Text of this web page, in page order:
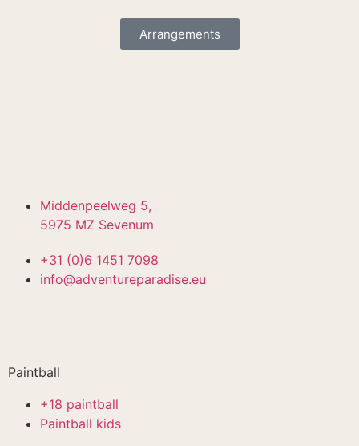
Arrangements
Middenpeelweg 5,
5975 MZ Sevenum
+31 (0)6 1451 7098
info@adventureparadise.eu
Paintball
+18 paintball
Paintball kids